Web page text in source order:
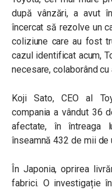
după vânzări, a avut
încercat să rezolve un
coliziune care au fost
cazul identificat acum,
necesare, colaborând
Koji Sato, CEO al
compania a vândut 36
afectate, în întreaga
înseamnă 432 de mii de
În Japonia, oprirea
fabrici. O investigație